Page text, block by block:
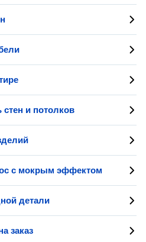
и потолков
с мокрым эффектом
детали
заказ